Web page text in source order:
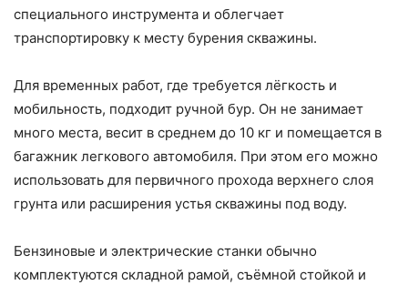
специального инструмента и облегчает
транспортировку к месту бурения скважины.
Для временных работ, где требуется лёгкость и
мобильность, подходит ручной бур. Он не занимает
много места, весит в среднем до 10 кг и помещается в
багажник легкового автомобиля. При этом его можно
использовать для первичного прохода верхнего слоя
грунта или расширения устья скважины под воду.
Бензиновые и электрические станки обычно
комплектуются складной рамой, съёмной стойкой и